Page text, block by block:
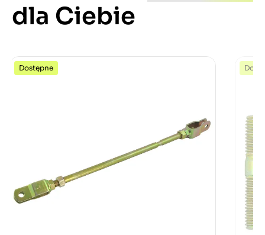
dla Ciebie
Dostępne